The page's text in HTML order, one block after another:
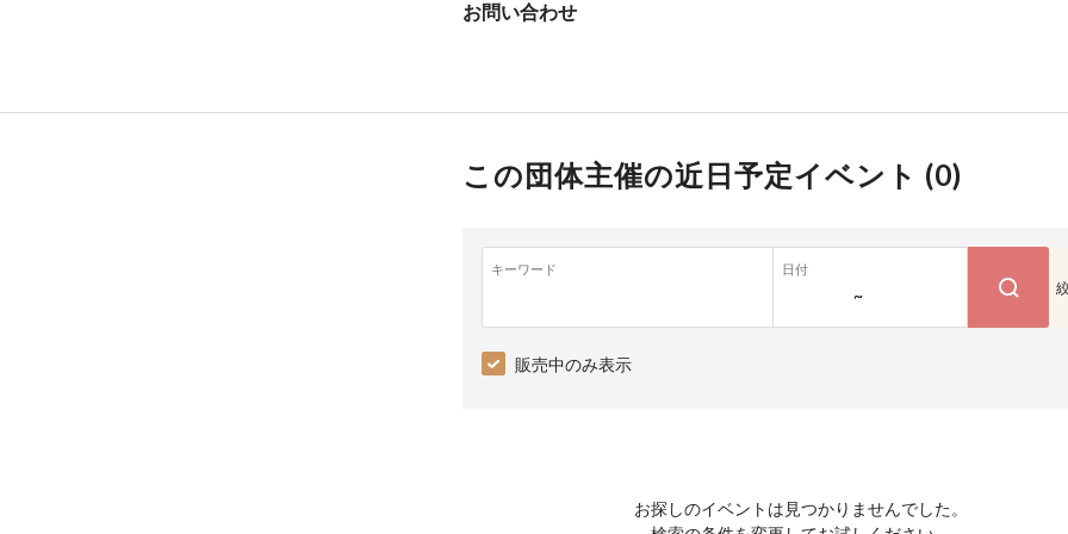
お問い合わせ
この団体主催の近日予定イベント (0)
キーワード 日付
~
販売中のみ表示
お探しのイベントは見つかりませんでした。